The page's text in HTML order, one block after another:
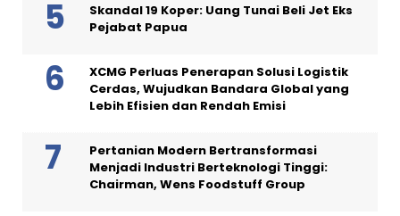
Skandal 19 Koper: Uang Tunai Beli Jet Eks
Pejabat Papua
XCMG Perluas Penerapan Solusi Logistik
Cerdas, Wujudkan Bandara Global yang
Lebih Efisien dan Rendah Emisi
Pertanian Modern Bertransformasi
Menjadi Industri Berteknologi Tinggi:
Chairman, Wens Foodstuff Group